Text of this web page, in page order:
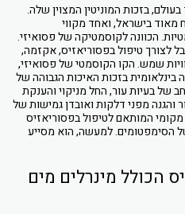
בזכות המוניטין המצוין שלה.
בישראל, ואחד מקווי
הכוונה לקוסמטיקה של פסואיזי.
לצורך טיפול בפסוריאזיס, אקזמה,
שמש. הקו הקוסמטי של פסואיזי,
בינלאומית בזכות האיכות הגבוהה של
של בעיות עור, החל מניקוי והענקת
והגנה מפני דלקות ואובדן גמישות של
המותאם לטיפול בפסוריאזיס
הסימפטומים. למעשה, הוא מסייע
הכולל מינרלים מים